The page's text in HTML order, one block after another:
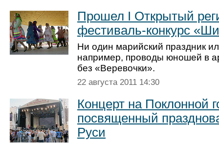
Прошел I Открытый
фестиваль-конкурс
Ни один марийский праздник
например, проводы юношей в
без «Веревочки».
22 августа 2011 14:30
Концерт на Поклонной
посвященный
Руси